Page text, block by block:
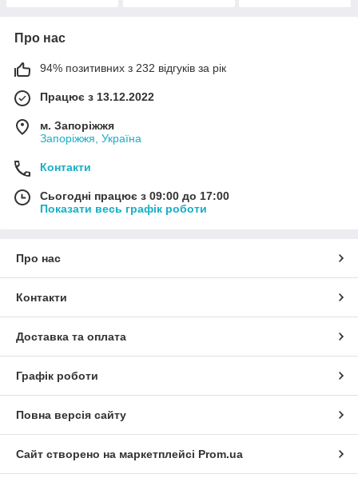
Про нас
94% позитивних з 232 відгуків за рік
Працює з 13.12.2022
м. Запоріжжя
Запоріжжя, Україна
Контакти
Сьогодні працює з 09:00 до 17:00
Показати весь графік роботи
Про нас
Контакти
Доставка та оплата
Графік роботи
Повна версія сайту
Сайт створено на маркетплейсі Prom.ua